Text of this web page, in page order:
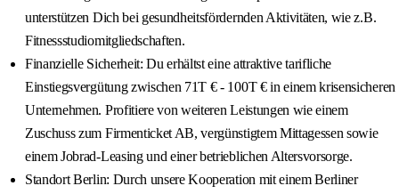
unterstützen Dich bei gesundheitsfördernden Aktivitäten, wie z.B.
Fitnessstudiomitgliedschaften.
Finanzielle Sicherheit: Du erhältst eine attraktive tarifliche
Einstiegsvergütung zwischen 71T € - 100T € in einem krisensicheren
Unternehmen. Profitiere von weiteren Leistungen wie einem
Zuschuss zum Firmenticket AB, vergünstigtem Mittagessen sowie
einem Jobrad-Leasing und einer betrieblichen Altersvorsorge.
Standort Berlin: Durch unsere Kooperation mit einem Berliner